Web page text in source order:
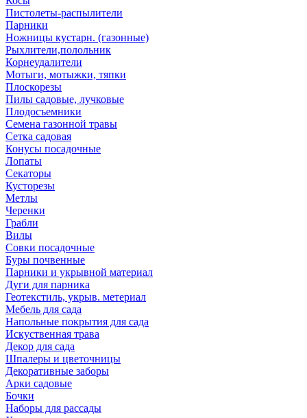
Пистолеты-распылители
Парники
Ножницы кустарн. (газонные)
Рыхлители,полольник
Корнеудалители
Мотыги, мотыжки, тяпки
Плоскорезы
Пилы садовые, лучковые
Плодосъемники
Семена газонной травы
Сетка садовая
Конусы посадочные
Лопаты
Секаторы
Кусторезы
Метлы
Черенки
Грабли
Вилы
Совки посадочные
Буры почвенные
Парники и укрывной материал
Дуги для парника
Геотекстиль, укрыв. метериал
Мебель для сада
Напольные покрытия для сада
Искуственная трава
Декор для сада
Шпалеры и цветочницы
Декоративные заборы
Арки садовые
Бочки
Наборы для рассады